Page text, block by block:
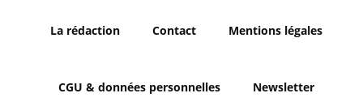
La rédaction Contact Mentions légales
CGU & données personnelles Newsletter